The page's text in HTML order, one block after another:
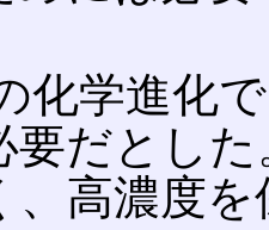
化学進化
要だとし
、高濃度